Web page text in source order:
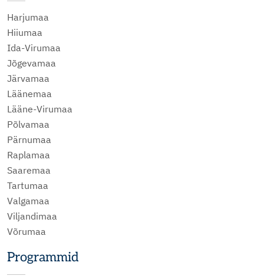
Harjumaa
Hiiumaa
Ida-Virumaa
Jõgevamaa
Järvamaa
Läänemaa
Lääne-Virumaa
Põlvamaa
Pärnumaa
Raplamaa
Saaremaa
Tartumaa
Valgamaa
Viljandimaa
Võrumaa
Programmid